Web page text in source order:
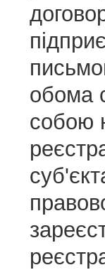
обома
собою